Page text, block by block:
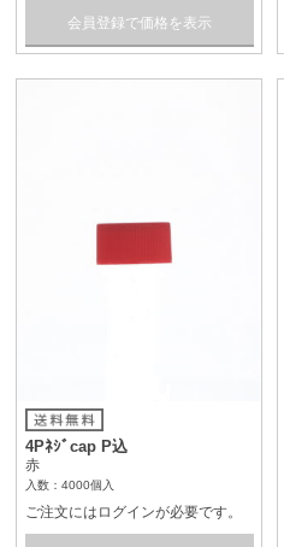
会員登録で価格を表示
4Pﾈｼﾞcap P込
赤
入数：4000個入
ご注文にはログインが必要です。